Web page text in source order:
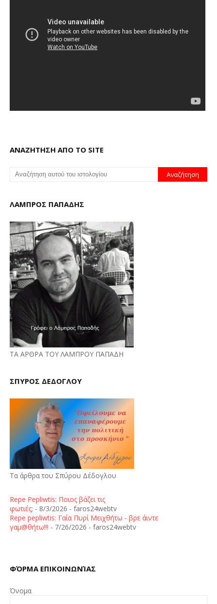
ΑΝΑΖΗΤΗΣΗ ΑΠΟ ΤΟ SITE
ΛΑΜΠΡΟΣ ΠΑΠΑΔΗΣ
ΤΑ ΑΡΘΡΑ ΤΟΥ ΛΑΜΠΡΟΥ ΠΑΠΑΔΗ
ΣΠΥΡΟΣ ΔΕΔΟΓΛΟΥ
Τα άρθρα του Σπύρου Δέδογλου
Repe Pepliwtis: Ποιος βάζει τις
φωτιές; - 8/3/2026 - faros24webtv
Repe pepliwtis: Γαία Πυρί Μειχθήτω - βρε άιντε
γαμ@θήτω!!! - 7/26/2026 - faros24webtv
ΦΌΡΜΑ ΕΠΙΚΟΙΝΩΝΊΑΣ
Όνομα